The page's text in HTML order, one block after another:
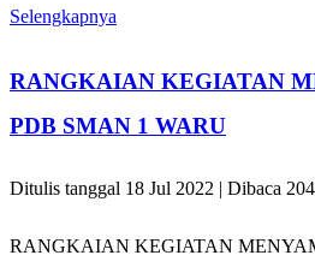
Selengkapnya
RANGKAIAN KEGIATAN
PDB SMAN 1 WARU
Ditulis tanggal 18 Jul 2022 | Dibaca
RANGKAIAN KEGIATAN